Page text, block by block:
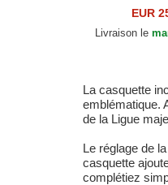
logo noir
Outline New
EUR
Livraison le
La casquette
emblématique.
de la Ligue
Le réglage de
casquette
complétiez